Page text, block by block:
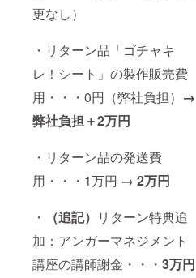
更なし）
・リターン品「ゴチャキ
レ！シート」の製作販売費
用・・・0円（弊社負担） →
弊社負担＋2万円
・リターン品の発送費
用・・・1万円 → 2万円
・
（追記） リターン特典追
加：アンガーマネジメント
講座の講師謝金・・・ 3万円